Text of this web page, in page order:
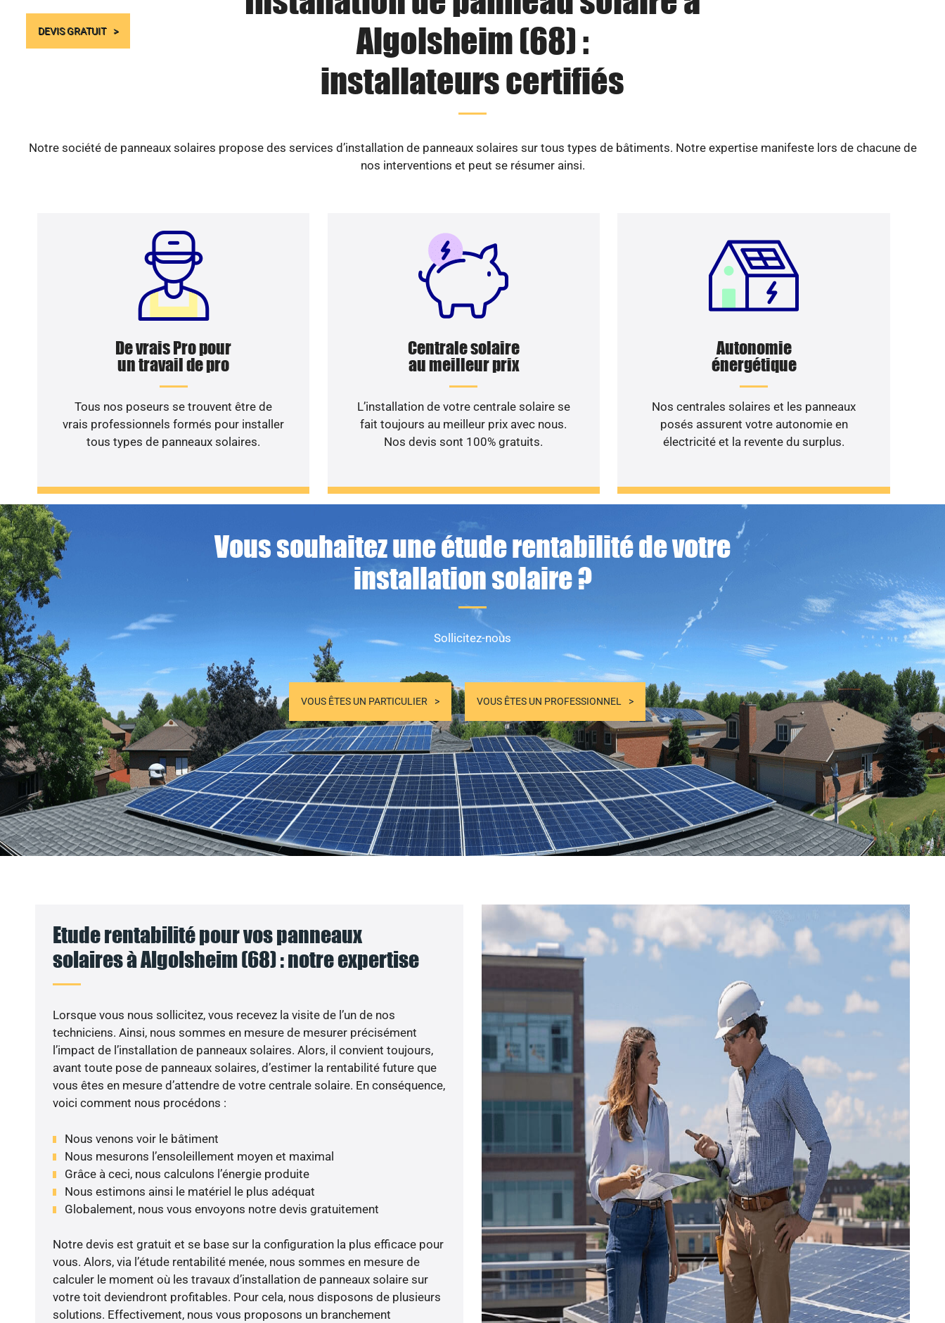
DEVIS GRATUIT
Algolsheim (68) :
installateurs certifiés
Notre société de panneaux solaires propose des services d’installation de panneaux solaires sur tous types de bâtiments. Notre expertise manifeste lors de chacune de
nos interventions et peut se résumer ainsi.
De vrais Pro pour
un travail de pro
Tous nos poseurs se trouvent être de
vrais professionnels formés pour installer
tous types de panneaux solaires.
Centrale solaire
au meilleur prix
L’installation de votre centrale solaire se
fait toujours au meilleur prix avec nous.
Nos devis sont 100% gratuits.
Autonomie
énergétique
Nos centrales solaires et les panneaux
posés assurent votre autonomie en
électricité et la revente du surplus.
Vous souhaitez une étude rentabilité de votre
installation solaire ?
Sollicitez-nous
VOUS ÊTES UN PARTICULIER VOUS ÊTES UN PROFESSIONNEL
Etude rentabilité pour vos panneaux
solaires à Algolsheim (68) : notre expertise
Lorsque vous nous sollicitez, vous recevez la visite de l’un de nos
techniciens. Ainsi, nous sommes en mesure de mesurer précisément
l’impact de l’installation de panneaux solaires. Alors, il convient toujours,
avant toute pose de panneaux solaires, d’estimer la rentabilité future que
vous êtes en mesure d’attendre de votre centrale solaire. En conséquence,
voici comment nous procédons :
Nous venons voir le bâtiment
Nous mesurons l’ensoleillement moyen et maximal
Grâce à ceci, nous calculons l’énergie produite
Nous estimons ainsi le matériel le plus adéquat
Globalement, nous vous envoyons notre devis gratuitement
Notre devis est gratuit et se base sur la configuration la plus efficace pour
vous. Alors, via l’étude rentabilité menée, nous sommes en mesure de
calculer le moment où les travaux d’installation de panneaux solaire sur
votre toit deviendront profitables. Pour cela, nous disposons de plusieurs
solutions. Effectivement, nous vous proposons un branchement